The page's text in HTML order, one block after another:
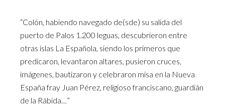
“Colón, habiendo navegado de(sde) su salida del
puerto de Palos 1.200 leguas, descubrieron entre
otras islas La Española, siendo los primeros que
predicaron, levantaron altares, pusieron cruces,
imágenes, bautizaron y celebraron misa en la Nueva
España fray Juan Pérez, religioso franciscano, guardián
de la Rábida…”